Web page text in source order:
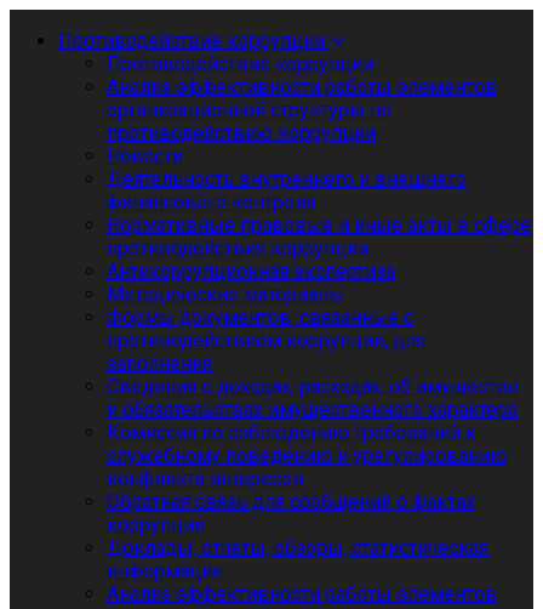
Противодействие коррупции
Противодействие коррупции
Анализ эффективности работы элементов
организационной структуры по
противодействию коррупции
Новости
Деятельность внутреннего и внешнего
финансового контроля
Нормативные правовые и иные акты в сфере
противодействия коррупции
Антикоррупционная экспертиза
Методические материалы
Формы документов, связанные с
противодействием коррупции, для
заполнения
Сведения о доходах, расходах, об имуществе
и обязательствах имущественного характера
Комиссия по соблюдению требований к
служебному поведению и урегулированию
конфликта интересов
Обратная связь для сообщений о фактах
коррупции
Доклады, отчеты, обзоры, статистическая
информация
Анализ эффективности работы элементов